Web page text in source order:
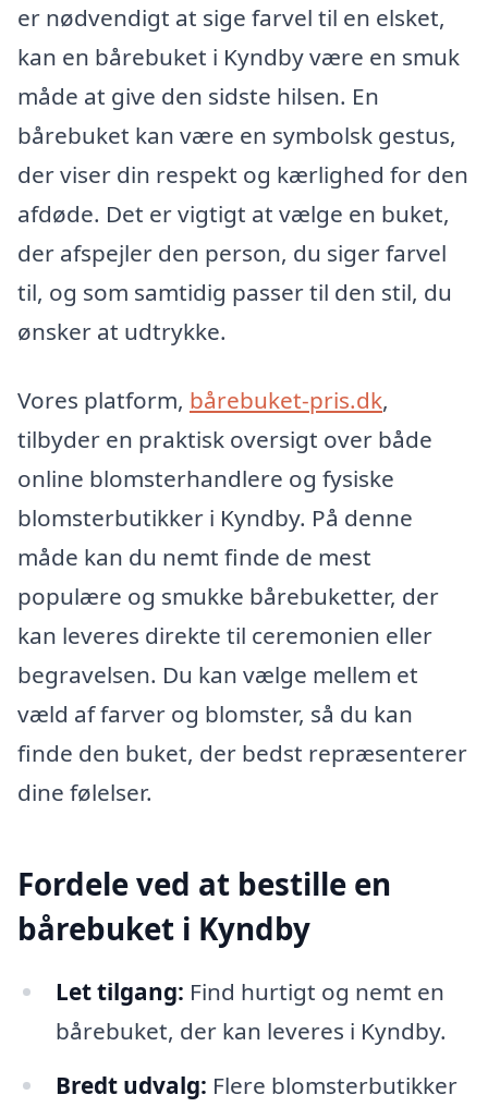
er nødvendigt at sige farvel til en elsket,
kan en bårebuket i Kyndby være en smuk
måde at give den sidste hilsen. En
bårebuket kan være en symbolsk gestus,
der viser din respekt og kærlighed for den
afdøde. Det er vigtigt at vælge en buket,
der afspejler den person, du siger farvel
til, og som samtidig passer til den stil, du
ønsker at udtrykke.
Vores platform, bårebuket-pris.dk,
tilbyder en praktisk oversigt over både
online blomsterhandlere og fysiske
blomsterbutikker i Kyndby. På denne
måde kan du nemt finde de mest
populære og smukke bårebuketter, der
kan leveres direkte til ceremonien eller
begravelsen. Du kan vælge mellem et
væld af farver og blomster, så du kan
finde den buket, der bedst repræsenterer
dine følelser.
Fordele ved at bestille en
bårebuket i Kyndby
Let tilgang: Find hurtigt og nemt en
bårebuket, der kan leveres i Kyndby.
Bredt udvalg: Flere blomsterbutikker